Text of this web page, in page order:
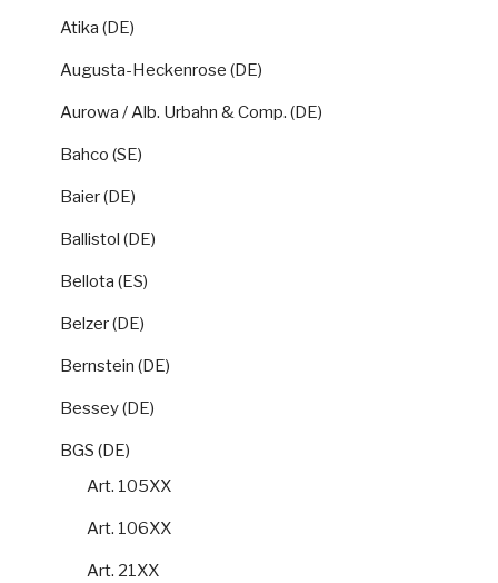
Atika (DE)
Augusta-Heckenrose (DE)
Aurowa / Alb. Urbahn & Comp. (DE)
Bahco (SE)
Baier (DE)
Ballistol (DE)
Bellota (ES)
Belzer (DE)
Bernstein (DE)
Bessey (DE)
BGS (DE)
Art. 105XX
Art. 106XX
Art. 21XX